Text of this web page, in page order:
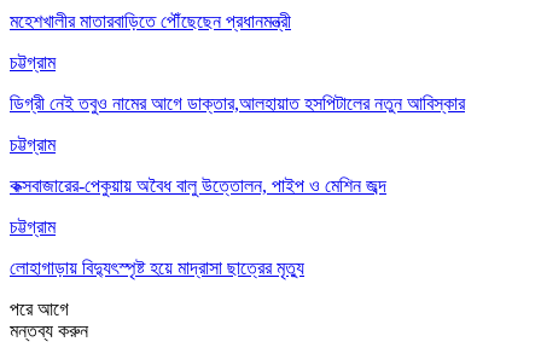
মহেশখালীর মাতারবাড়িতে পৌঁছেছেন প্রধানমন্ত্রী
চট্টগ্রাম
ডিগ্রী নেই তবুও নামের আগে ডাক্তার,আলহায়াত হসপিটালের নতুন আবিস্কার
চট্টগ্রাম
কক্সবাজারের-পেকুয়ায় অবৈধ বালু উত্তোলন, পাইপ ও মেশিন জব্দ
চট্টগ্রাম
লোহাগাড়ায় বিদ্যুৎস্পৃষ্ট হয়ে মাদ্রাসা ছাত্রের মৃত্যু
পরেআগে
মন্তব্য করুন